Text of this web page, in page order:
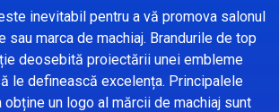
inevitabil pentru a vă promova salonul
sau marca de machiaj. Brandurile de top
deosebită proiectării unei embleme
le definească excelența. Principalele
obține un logo al mărcii de machiaj sunt